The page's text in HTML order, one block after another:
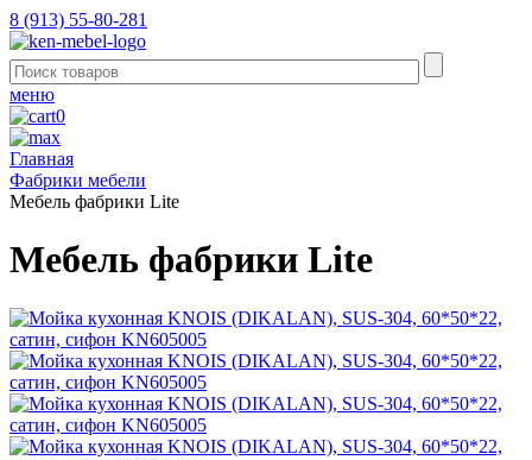
8 (913) 55-80-281
меню
0
Главная
Фабрики мебели
Мебель фабрики Lite
Мебель фабрики Lite